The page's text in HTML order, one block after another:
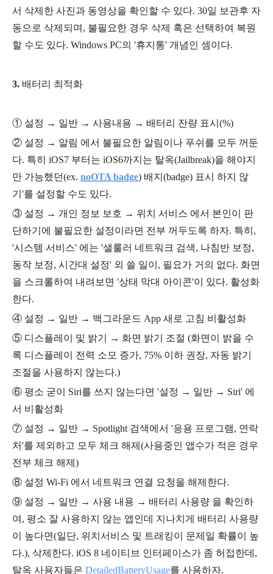
서 삭제한 사진과 동영상을 확인할 수 있다. 30일 보관후 자
동으로 삭제되며, 불필요한 경우 삭제 혹은 선택하여 복원
할 수도 있다. Windows PC의 '휴지통' 개념인 셈이다.
3. 배터리 최적화
① 설정 → 일반 → 사용내용 → 배터리 잔량 표시(%)
② 설정 → 알림 에서 불필요한 알림이나 푸쉬를 모두 꺼둔
다. 특히 iOS7 부터는 iOS6까지는 탈옥(Jailbreak)을 해야지
만 가능했던(ex. noOTA badge) 배지(badge) 표시 하지 않
기'를 설정할 수도 있다.
③ 설정 → 개인 정보 보호 → 위치 서비스 에서 본인이 판
단하기에 불필요한 설정이라면 전부 꺼두도록 하자. 특히,
'시스템 서비스' 에는 '샐룰러 네트워크 검색, 나침반 보정,
동작 보정, 시간대 설정' 외 쓸 일이, 필요가 거의 없다. 화면
을 스크롤하여 내려보면 '상태 막대 아이콘'이 있다. 활성화
한다.
④ 설정 → 일반 → 백그라운드 App 새로 고침 비활성화
⑤ 디스플레이 및 밝기 → 화면 밝기 조절 (화면이 밝을 수
록 디스플레이 전력 소모 증가, 75% 이하 권장, 자동 밝기
조절을 사용하지 않는다.)
⑥ 평소 굳이 Siri를 쓰지 않는다면 '설정 → 일반 → Siri' 에
서 비활성화
⑦ 설정 → 일반 → Spotlight 검색에서 '응용 프로그램, 연락
처'를 제외하고 모두 체크 해제(사용중인 앱수가 적은 경우
전부 체크 해제)
⑧ 설정 Wi-Fi 에서 네트워크 연결 요청을 해제한다.
⑨ 설정 → 일반 → 사용 내용 → 배터리 사용량 을 확인하
여, 평소 잘 사용하지 않는 앱인데 지나치게 배터리 사용량
이 높다면(일단, 위치서비스 및 트래킹이 문제일 확률이 높
다.), 삭제한다. iOS 8 네이티브 인터페이스가 좀 허접한데,
탈옥 사용자들은 DetailedBatteryUsage를 사용하자.